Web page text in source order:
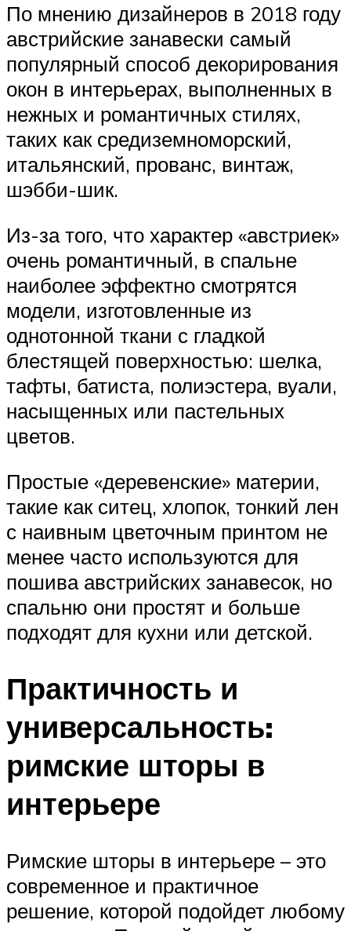
По мнению дизайнеров в 2018 году
австрийские занавески самый
популярный способ декорирования
окон в интерьерах, выполненных в
нежных и романтичных стилях,
таких как средиземноморский,
итальянский, прованс, винтаж,
шэбби-шик.
Из-за того, что характер «австриек»
очень романтичный, в спальне
наиболее эффектно смотрятся
модели, изготовленные из
однотонной ткани с гладкой
блестящей поверхностью: шелка,
тафты, батиста, полиэстера, вуали,
насыщенных или пастельных
цветов.
Простые «деревенские» материи,
такие как ситец, хлопок, тонкий лен
с наивным цветочным принтом не
менее часто используются для
пошива австрийских занавесок, но
спальню они простят и больше
подходят для кухни или детской.
Практичность и
универсальность:
римские шторы в
интерьере
Римские шторы в интерьере – это
современное и практичное
решение, которой подойдет любому